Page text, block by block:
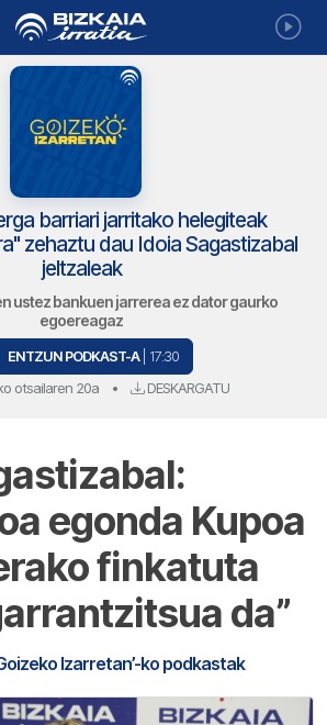
barriari jarritako helegiteak
zehaztu dau Idoia Sagastizabal
jeltzaleak
ustez bankuen jarrerea ez dator gaurko
egoereagaz
ENTZUN PODKAST-A | 17:30
otsailaren 20a • DESKARGATU
egonda Kupoa
finkatuta
da”
Izarretan’-ko podkastak